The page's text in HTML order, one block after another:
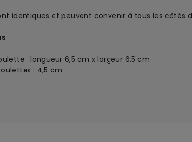
identiques et peuvent convenir à tous les côtés
: longueur 6,5 cm x largeur 6,5 cm
: 4,5 cm